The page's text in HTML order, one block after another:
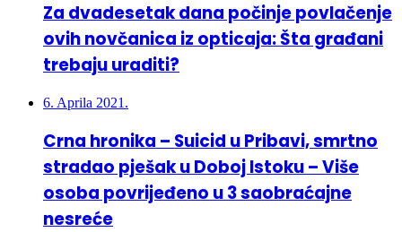
Za dvadesetak dana počinje povlačenje
ovih novčanica iz opticaja: Šta građani
trebaju uraditi?
6. Aprila 2021.
Crna hronika – Suicid u Pribavi, smrtno
stradao pješak u Doboj Istoku – Više
osoba povrijeđeno u 3 saobraćajne
nesreće